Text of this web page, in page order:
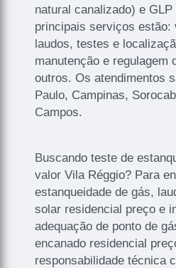
natural canalizado) e
principais serviços
laudos, testes e
manutenção e regulagem
outros. Os atendimentos
Paulo, Campinas,
Campos.
Buscando teste de
valor Vila Réggio? Para
estanqueidade de gás,
solar residencial preço e
adequação de ponto de
encanado residencial
responsabilidade técnica